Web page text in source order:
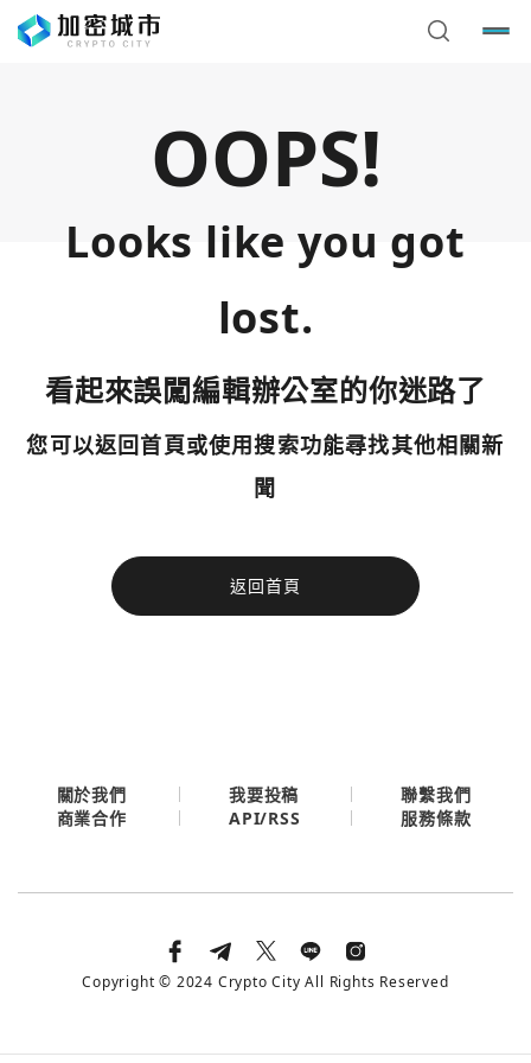
OOPS!
Looks like you got
lost.
看起來誤闖編輯辦公室的你迷路了
您可以返回首頁或使用搜索功能尋找其他相關新
聞
返回首頁
今日熱門
使用以下帳號繼續
您已閒置5分鐘，請點擊關閉按鈕或空白處，即可回到加密
今日熱門
關於我們 我要投稿
聯繫我們
商業合作
API/RSS 服務條款
Copyright © 2024 Crypto City All Rights Reserved